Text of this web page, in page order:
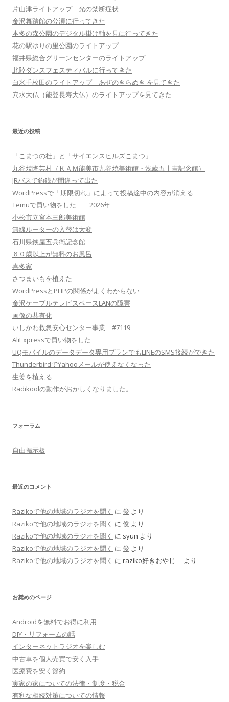
片山津ライトアップ 光の禁断症状
金沢舞踏館の公演に行ってきた
本多の森公園のデジタル掛け軸を見に行ってきた
花の駅ゆりの里公園のライトアップ
福井県総合グリーンセンターのライトアップ
北陸ダンスフェスティバルに行ってきた
白米千枚田のライトアップ あぜのきらめき を見てきた
穴水大仏（能登長寿大仏）のライトアップを見てきた
最近の投稿
「こまつの杜」と「サイエンスヒルズこまつ」
九谷焼陶芸村（ＫＡＭ能美市九谷焼美術館・浅蔵五十吉記念館）
JRバスで釣銭が間違って出た
WordPressで「期限切れ」によって投稿途中の内容が消える
Temuで買い物をした 2026年
小松市立宮本三郎美術館
無線ルーターの入替は大変
石川県銭屋五兵衛記念館
６０歳以上が無料のお風呂
喜多家
さつまいもを植えた
WordPressとPHPの関係がよくわからない
金沢ケーブルテレビスペースLANの障害
画像の共有化
いしかわ救急安心センター事業 #7119
AliExpressで買い物をした
UQモバイルのデータデータ専用プランでもLINEのSMS接続ができた
ThunderbirdでYahooメールが使えなくなった
生姜を植える
Radikoolの動作がおかしくなりました。
フォーラム
自由掲示板
最近のコメント
Razikoで他の地域のラジオを聞く に 俊 より
Razikoで他の地域のラジオを聞く に 俊 より
Razikoで他の地域のラジオを聞く に syun より
Razikoで他の地域のラジオを聞く に 俊 より
Razikoで他の地域のラジオを聞く に raziko好きおやじ より
お奨めのページ
Androidを無料でお得に利用
DIY・リフォームの話
インターネットラジオを楽しむ
中古車を個人売買で安く入手
医療費を安く節約
実家の家についての法律・制度・税金
有利な相続対策についての情報